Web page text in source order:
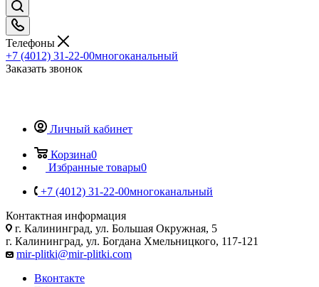
Телефоны
+7 (4012) 31-22-00многоканальный
Заказать звонок
Личный кабинет
Корзина0
Избранные товары0
+7 (4012) 31-22-00многоканальный
Контактная информация
г. Калининград, ул. Большая Окружная, 5
г. Калининград, ул. Богдана Хмельницкого, 117-121
mir-plitki@mir-plitki.com
Вконтакте